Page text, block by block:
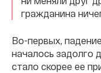
гражданина
Во-первых,
началось задолго
стало скорее ее